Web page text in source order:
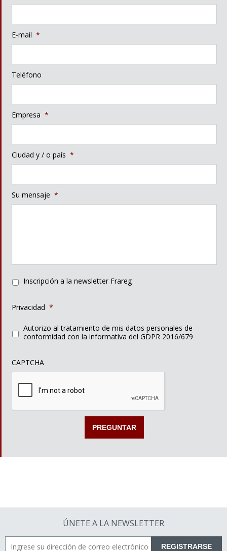
E-mail *
Teléfono
Empresa *
Ciudad y / o país *
Su mensaje *
Inscripción a la newsletter Frareg
Privacidad *
Autorizo al tratamiento de mis datos personales de
conformidad con la informativa del GDPR 2016/679
CAPTCHA
ÚNETE A LA NEWSLETTER
REGISTRARSE